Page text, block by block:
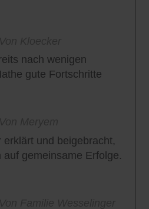
nach wenigen
gute Fortschritte
erklärt und beigebracht,
gemeinsame Erfolge.